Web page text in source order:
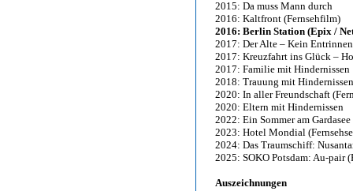
2015: Da muss Mann durch
2016: Kaltfront (Fernsehfilm)
2016: Berlin Station (Epix /
2017: Der Alte – Kein Entrinnen
2017: Kreuzfahrt ins Glück –
2017: Familie mit Hindernissen
2018: Trauung mit Hindernissen
2020: In aller Freundschaft
2020: Eltern mit Hindernissen
2022: Ein Sommer am Gardasee
2023: Hotel Mondial
2024: Das Traumschiff:
2025: SOKO Potsdam: Au-pair
Auszeichnungen